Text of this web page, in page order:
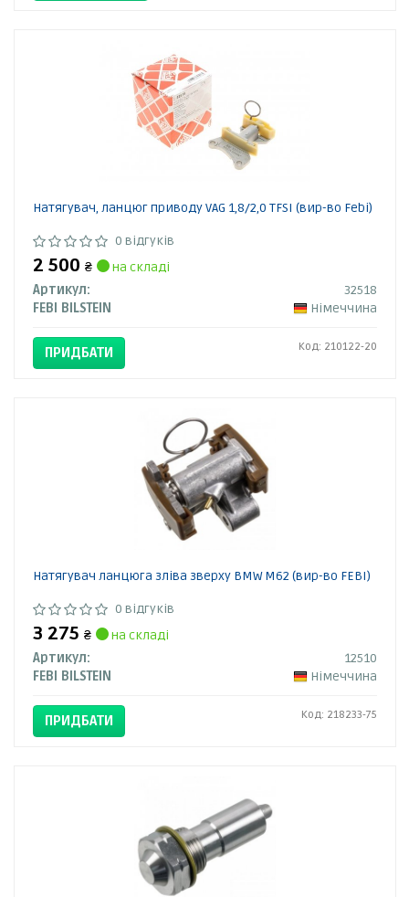
Натягувач, ланцюг приводу VAG 1,8/2,0 TFSI (вир-во Febi)
0 відгуків
2 500 ₴
на складі
Артикул:
32518
FEBI BILSTEIN
Німеччина
ПРИДБАТИ Код: 210122-20
Натягувач ланцюга зліва зверху BMW M62 (вир-во FEBI)
0 відгуків
3 275 ₴
на складі
Артикул:
12510
FEBI BILSTEIN
Німеччина
ПРИДБАТИ Код: 218233-75